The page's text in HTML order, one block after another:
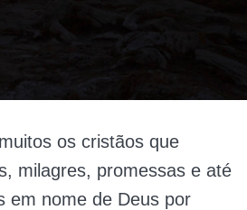
os cristãos que
milagres, promessas e até
em nome de Deus por